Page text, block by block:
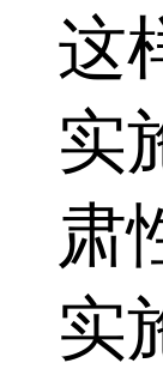
这
实
肃
实